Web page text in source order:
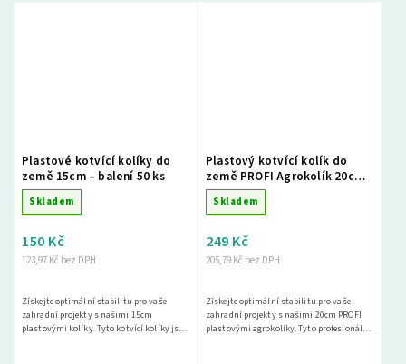
Plastové kotvící kolíky do
země 15cm – balení 50 ks
Skladem
123,97 Kč bez DPH
150 Kč
Získejte optimální stabilitu pro vaše
zahradní projekty s našimi 15cm
plastovými kolíky. Tyto kotvící kolíky jsou
Plastový kotvící kolík do
země PROFI Agrokolík 20cm
– balení 50 ks
Skladem
205,79 Kč bez DPH
249 Kč
Získejte optimální stabilitu pro vaše
zahradní projekty s našimi 20cm PROFI
plastovými agrokolíky. Tyto profesionální